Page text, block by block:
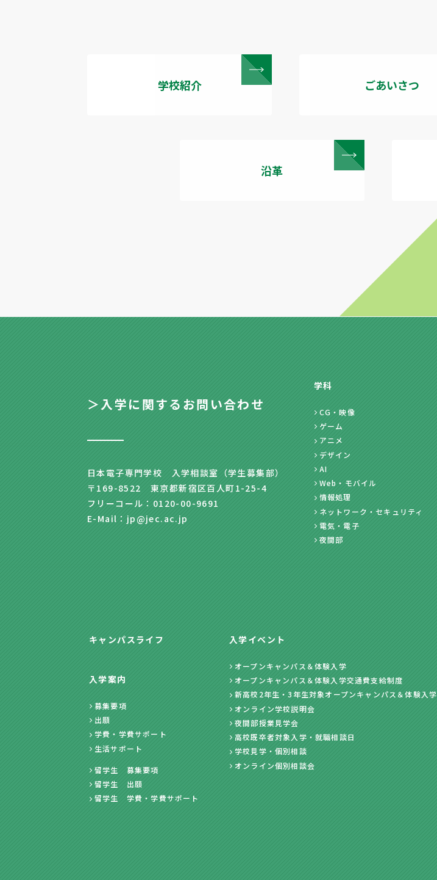
学校紹介 ごあいさつ
沿革
＞入学に関するお問い合わせ
日本電子専門学校 入学相談室（学生募集部）
〒169-8522 東京都新宿区百人町1-25-4
フリーコール：0120-00-9691
E-Mail：jp@jec.ac.jp
学科
CG・映像
ゲーム
アニメ
デザイン
AI
Web・モバイル
情報処理
ネットワーク・セキュリティ
電気・電子
夜間部
キャンパスライフ
入学案内
募集要項
出願
学費・学費サポート
生活サポート
留学生 募集要項
留学生 出願
留学生 学費・学費サポート
入学イベント
オープンキャンパス＆体験入学
オープンキャンパス＆体験入学交通費支給制度
新高校2年生・3年生対象オープンキャンパス＆体験入学
オンライン学校説明会
夜間部授業見学会
高校既卒者対象入学・就職相談日
学校見学・個別相談
オンライン個別相談会